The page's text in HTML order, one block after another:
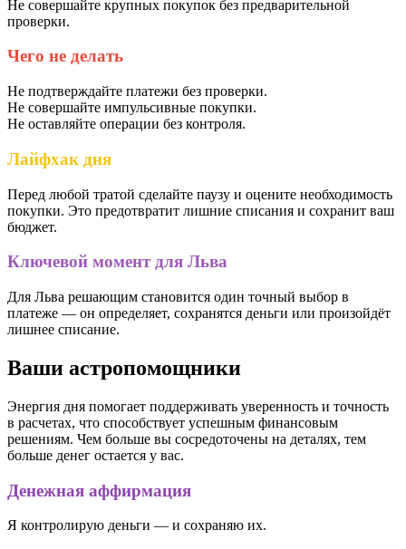
Не совершайте крупных покупок без предварительной
проверки.
Чего не делать
Не подтверждайте платежи без проверки.
Не совершайте импульсивные покупки.
Не оставляйте операции без контроля.
Лайфхак дня
Перед любой тратой сделайте паузу и оцените необходимость
покупки. Это предотвратит лишние списания и сохранит ваш
бюджет.
Ключевой момент для Льва
Для Льва решающим становится один точный выбор в
платеже — он определяет, сохранятся деньги или произойдёт
лишнее списание.
Ваши астропомощники
Энергия дня помогает поддерживать уверенность и точность
в расчетах, что способствует успешным финансовым
решениям. Чем больше вы сосредоточены на деталях, тем
больше денег остается у вас.
Денежная аффирмация
Я контролирую деньги — и сохраняю их.